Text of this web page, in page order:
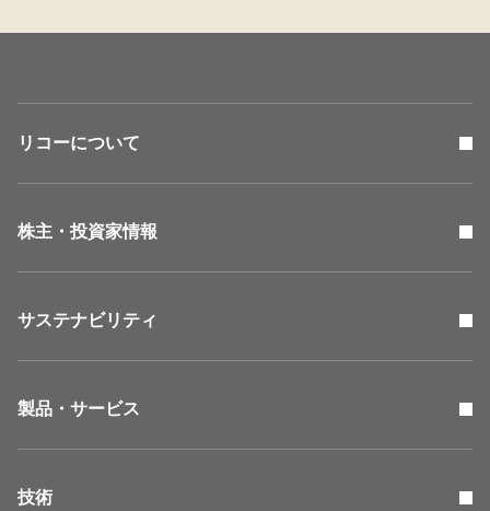
リコーについて
株主・投資家情報
サステナビリティ
製品・サービス
技術